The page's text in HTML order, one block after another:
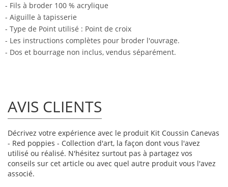
- Fils à broder 100 % acrylique
- Aiguille à tapisserie
- Type de Point utilisé : Point de croix
- Les instructions complètes pour broder l'ouvrage.
- Dos et bourrage non inclus, vendus séparément.
AVIS CLIENTS
Décrivez votre expérience avec le produit Kit Coussin Canevas
- Red poppies - Collection d'art, la façon dont vous l'avez
utilisé ou réalisé. N'hésitez surtout pas à partagez vos
conseils sur cet article ou avec quel autre produit vous l'avez
associé.